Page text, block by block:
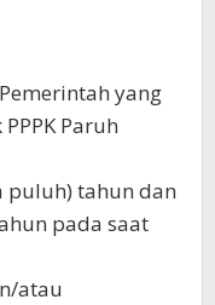
yang
Paruh
puluh) tahun dan
pada saat
atau